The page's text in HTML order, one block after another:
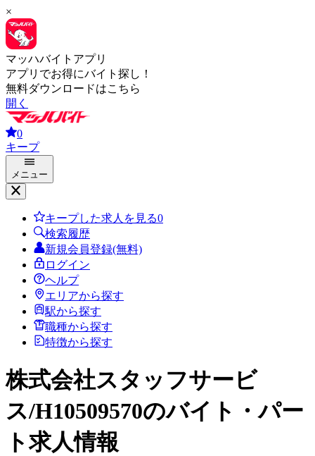
×
マッハバイトアプリ
アプリでお得にバイト探し！
無料ダウンロードはこちら
開く
0
キープ
メニュー
キープした求人を見る0
検索履歴
新規会員登録(無料)
ログイン
ヘルプ
エリアから探す
駅から探す
職種から探す
特徴から探す
株式会社スタッフサービ
ス/H10509570のバイト・パー
ト求人情報